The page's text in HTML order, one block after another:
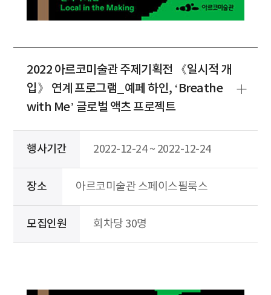
2022 아르코미술관 주제기획전 《일시적 개
입》 연계 프로그램_예페 하인, ‘Breathe
with Me’ 글로벌 액츠 프로젝트
행사기간 2022-12-24 ~ 2022-12-24
장소 아르코미술관 스페이스필룩스
모집인원 회차당 30명